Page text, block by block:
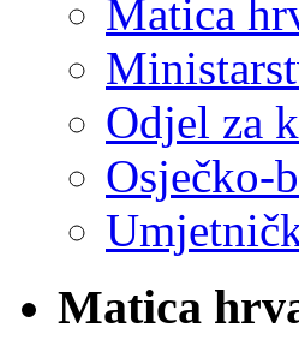
Matica
Odjel za
Osječko-
Matica